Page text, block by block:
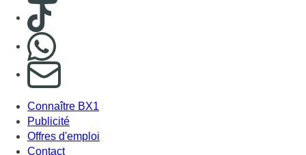
Consulter TikTok
S'abonner à notre newsletter
Connaître BX1
Publicité
Offres d'emploi
Contact